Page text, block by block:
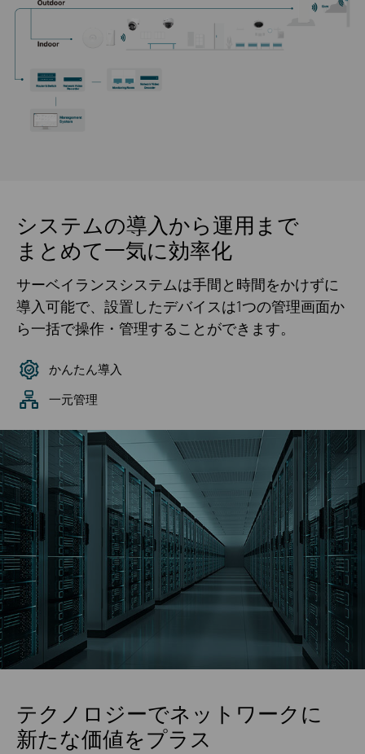
システムの導入から運用まで
まとめて一気に効率化
サーベイランスシステムは手間と時間をかけずに
導入可能で、設置したデバイスは1つの管理画面か
ら一括で操作・管理することができます。
かんたん導入
一元管理
テクノロジーでネットワークに
新たな価値をプラス